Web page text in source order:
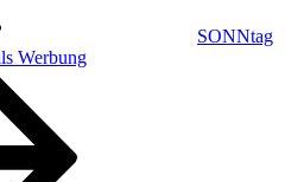
SONNtag
Werbung